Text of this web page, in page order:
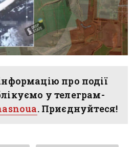
про події
у телеграм-
. Приєднуйтеся!